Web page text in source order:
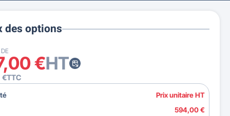
des options
€HT
€TTC
Prix unitaire HT
594,00 €